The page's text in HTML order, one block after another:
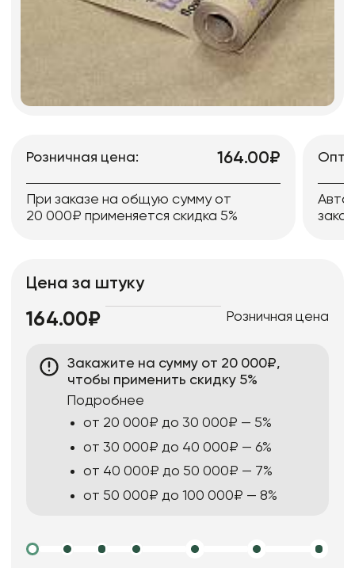
Розничная цена: 164.00₽
При заказе на общую сумму от
20 000₽ применяется скидка 5%
Цена за штуку
164.00₽ Розничная цена
Закажите на сумму от 20 000₽,
чтобы применить скидку 5%
Подробнее
от 20 000₽ до 30 000₽ — 5%
от 30 000₽ до 40 000₽ — 6%
от 40 000₽ до 50 000₽ — 7%
от 50 000₽ до 100 000₽ — 8%